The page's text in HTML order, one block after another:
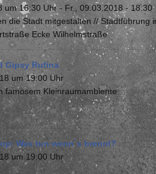
um 16:30 Uhr- Fr., 09.03.2018 - 18:30
die Stadt mitgestalten // Stadtführung
Ecke Wilhelmstraße
Gipsy Rufina
um 19:00 Uhr
famosem Kleinraumambiente
Was tun wenn´s brennt?
um 19:00 Uhr